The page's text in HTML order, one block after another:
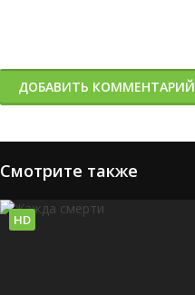
ДОБАВИТЬ КОММЕНТАРИЙ
Смотрите также
HD